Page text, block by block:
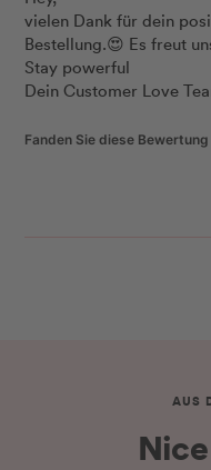
vielen Dank für dein
Bestellung.😍 Es freut
Stay powerful
Dein Customer Love
Fanden Sie diese
AUS